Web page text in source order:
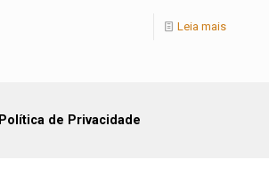
Leia mais
Política de Privacidade